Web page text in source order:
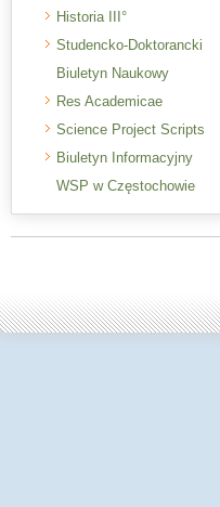
Historia III°
Studencko-Doktorancki
Biuletyn Naukowy
Res Academicae
Science Project Scripts
Biuletyn Informacyjny
WSP w Częstochowie